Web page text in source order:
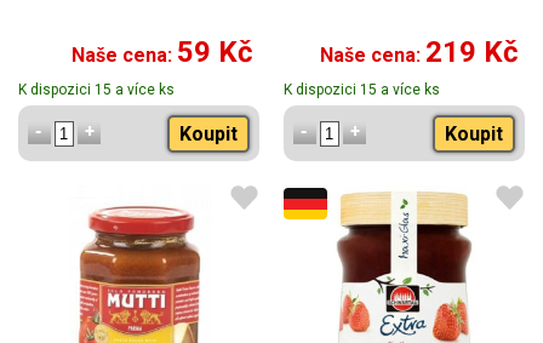
Naše cena: 59 Kč
K dispozici 15 a více ks
Koupit
Naše cena: 219 Kč
K dispozici 15 a více ks
Koupit